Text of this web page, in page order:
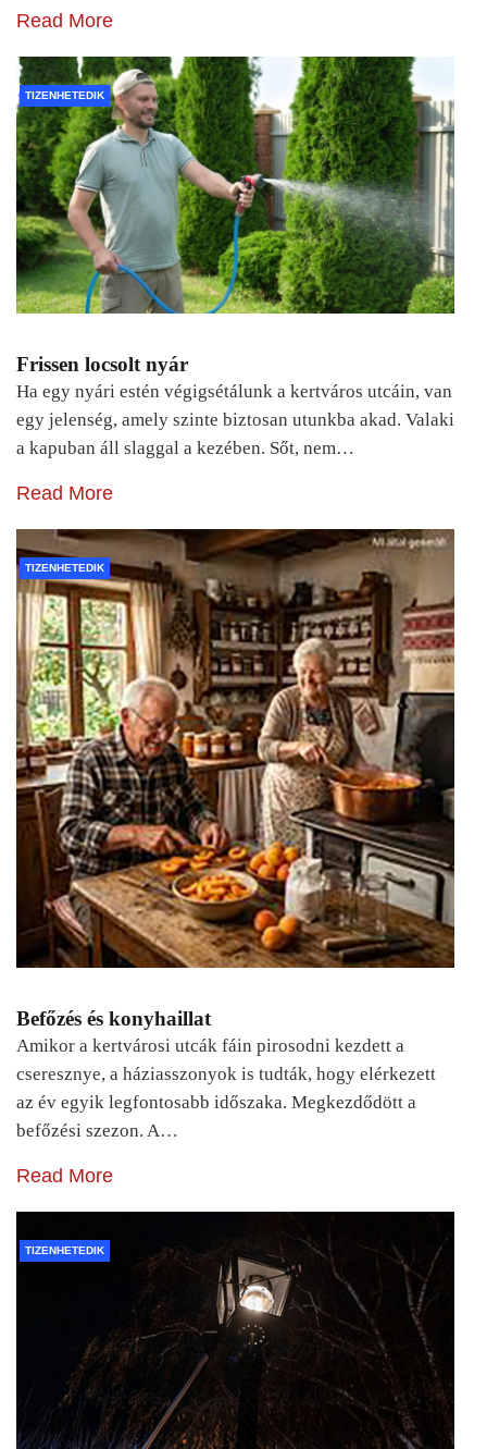
Read More
TIZENHETEDIK
Frissen locsolt nyár
Ha egy nyári estén végigsétálunk a kertváros utcáin, van
egy jelenség, amely szinte biztosan utunkba akad. Valaki
a kapuban áll slaggal a kezében. Sőt, nem…
Read More
TIZENHETEDIK
Befőzés és konyhaillat
Amikor a kertvárosi utcák fáin pirosodni kezdett a
cseresznye, a háziasszonyok is tudták, hogy elérkezett
az év egyik legfontosabb időszaka. Megkezdődött a
befőzési szezon. A…
Read More
TIZENHETEDIK